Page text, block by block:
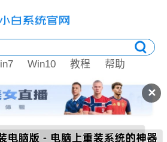
✕
Win10 教程 帮助